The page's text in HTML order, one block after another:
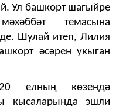
Ул башкорт шагыйре
темасына
Шулай итеп, Лилия
әсәрен укыган
елның көзендә
кысаларында эшли